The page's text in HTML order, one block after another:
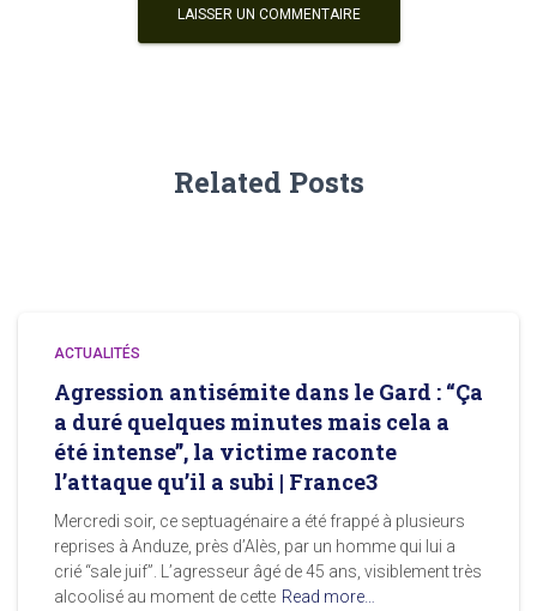
Related Posts
ACTUALITÉS
Agression antisémite dans le Gard : “Ça
a duré quelques minutes mais cela a
été intense”, la victime raconte
l’attaque qu’il a subi | France3
Mercredi soir, ce septuagénaire a été frappé à plusieurs
reprises à Anduze, près d’Alès, par un homme qui lui a
crié “sale juif”. L’agresseur âgé de 45 ans, visiblement très
alcoolisé au moment de cette Read more…